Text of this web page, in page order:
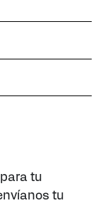
tu
tu